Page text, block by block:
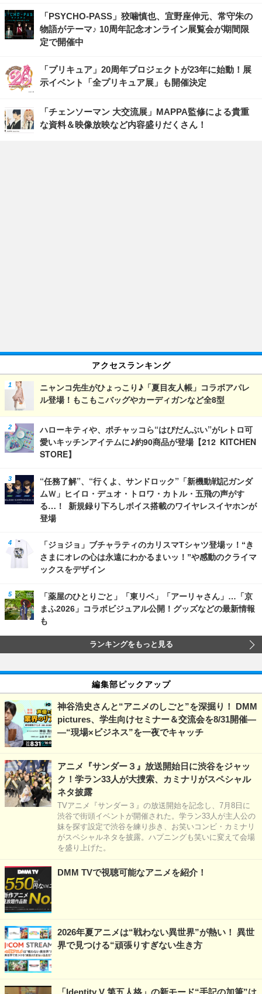
「PSYCHO-PASS」狡噛慎也、宜野座伸元、常守朱の
物語がテーマ♪ 10周年記念オンライン展覧会が期間限
定で開催中
「プリキュア」20周年プロジェクトが23年に始動！展
示イベント「全プリキュア展」も開催決定
「チェンソーマン 大交流展」MAPPA監修による貴重
な資料＆映像放映など内容盛りだくさん！
アクセスランキング
ニャンコ先生がひょっこり♪「夏目友人帳」コラボアパレ
ル登場！もこもこバッグやカーディガンなど全8型
ハローキティや、ポチャッコら“はぴだんぶい”がレトロ可
愛いキッチンアイテムに♪約90商品が登場【212 KITCHEN
STORE】
“任務了解”、“行くよ、サンドロック”「新機動戦記ガンダ
ムＷ」ヒイロ・デュオ・トロワ・カトル・五飛の声がす
る…！ 新規録り下ろしボイス搭載のワイヤレスイヤホンが
登場
「ジョジョ」ブチャラティのカリスマTシャツ登場ッ！“き
さまにオレの心は永遠にわかるまいッ！”や感動のクライマ
ックスをデザイン
「薬屋のひとりごと」「東リベ」「アーリャさん」…「京
まふ2026」コラボビジュアル公開！グッズなどの最新情報
も
ランキングをもっと見る
編集部ピックアップ
神谷浩史さんと“アニメのしごと”を深掘り！ DMM
pictures、学生向けセミナー＆交流会を8/31開催―
―“現場×ビジネス”を一夜でキャッチ
アニメ『サンダー３』放送開始日に渋谷をジャッ
ク！学ラン33人が大捜索、カミナリがスペシャル
ネタ披露
TVアニメ『サンダー３』の放送開始を記念し、7月8日に
渋谷で街頭イベントが開催された。学ラン33人が主人公の
妹を探す設定で渋谷を練り歩き、お笑いコンビ・カミナリ
がスペシャルネタを披露。ハプニングも笑いに変えて会場
を盛り上げた。
DMM TVで視聴可能なアニメを紹介！
2026年夏アニメは“戦わない異世界”が熱い！ 異世
界で見つける“頑張りすぎない生き方